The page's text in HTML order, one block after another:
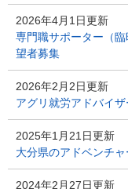
2026年4月1日更新
専門職サポーター（
望者募集
2026年2月2日更新
アグリ就労アドバイ
2025年1月21日更新
大分県のアドベンチ
2024年2月27日更新